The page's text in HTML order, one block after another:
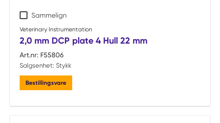
Sammelign
Veterinary Instrumentation
2,0 mm DCP plate 4 Hull 22 mm
Art.nr: F55806
Salgsenhet: Stykk
Bestillingsvare